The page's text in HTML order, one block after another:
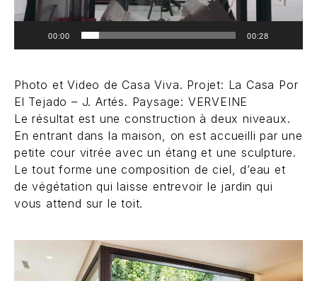
00:00 00:28
Photo et Video de Casa Viva. Projet: La Casa Por
El Tejado – J. Artés. Paysage: VERVEINE
Le résultat est une construction à deux niveaux.
En entrant dans la maison, on est accueilli par une
petite cour vitrée avec un étang et une sculpture.
Le tout forme une composition de ciel, d’eau et
de végétation qui laisse entrevoir le jardin qui
vous attend sur le toit.